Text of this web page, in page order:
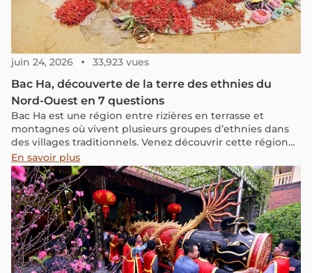
juin 24, 2026 33,923 vues
Bac Ha, découverte de la terre des ethnies du
Nord-Ouest en 7 questions
Bac Ha est une région entre rizières en terrasse et
montagnes où vivent plusieurs groupes d’ethnies dans
des villages traditionnels. Venez découvrir cette région
ou le temps s’est arrêté et ou l’authenticité est au
rendez-vous. Vous vous demandez quels sont les sites à
visiter à Bac Ha ? Quand partir à Bac Ha lors d’un voyage
au nord du Vietnam ? Consultez notre article pour
connaître les réponses à vos interrogations.
En savoir plus